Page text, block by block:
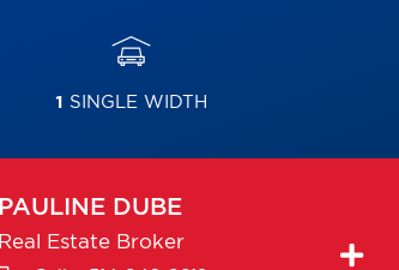
1 SINGLE WIDTH
PAULINE DUBE
Real Estate Broker